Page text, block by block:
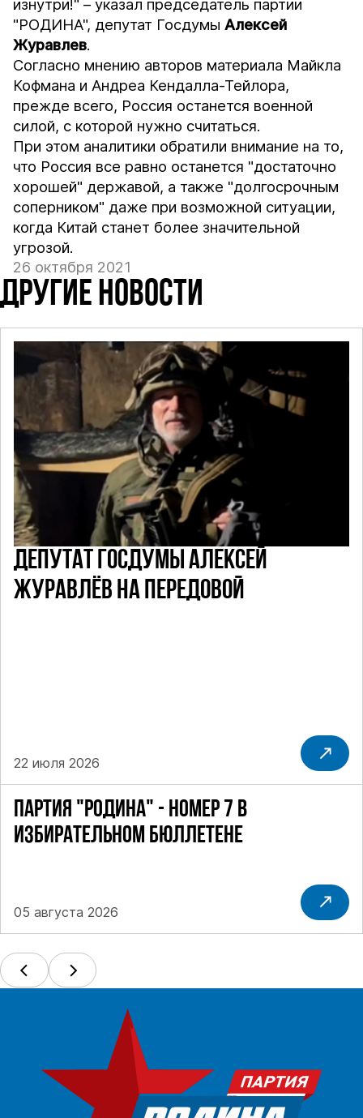
изнутри!" – указал председатель партии
"РОДИНА", депутат ГосдумыАлексей
Журавлев.
Согласно мнению авторов материала Майкла
Кофмана и Андреа Кендалла-Тейлора,
прежде всего, Россия останется военной
силой, с которой нужно считаться.
При этом аналитики обратили внимание на то,
что Россия все равно останется "достаточно
хорошей" державой, а также "долгосрочным
соперником" даже при возможной ситуации,
когда Китай станет более значительной
угрозой.
26 октября 2021
ДРУГИЕ НОВОСТИ
ПАРТИЯ "РОДИНА" - НОМЕР 7 В
ИЗБИРАТЕЛЬНОМ БЮЛЛЕТЕНЕ
05 августа 2026
ДЕПУТАТ ГОСДУМЫ АЛЕКСЕЙ
ЖУРАВЛЁВ НА ПЕРЕДОВОЙ
22 июля 2026